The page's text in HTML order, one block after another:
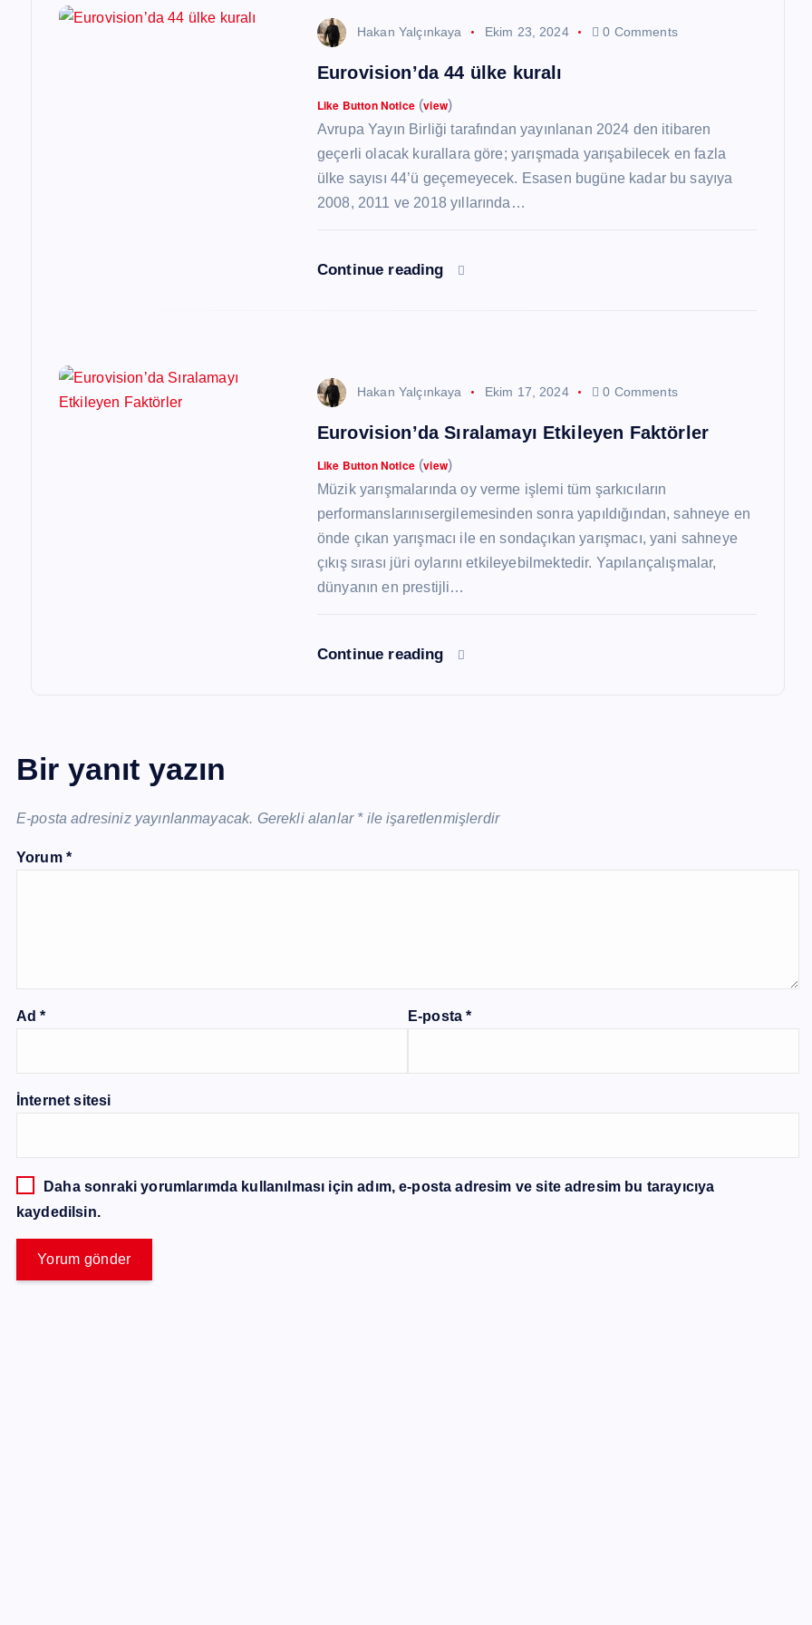
Hakan Yalçınkaya Ekim 23, 2024 0 Comments
Eurovision’da 44 ülke kuralı
Like Button Notice(view)
Avrupa Yayın Birliği tarafından yayınlanan 2024 den itibaren
geçerli olacak kurallara göre; yarışmada yarışabilecek en fazla
ülke sayısı 44’ü geçemeyecek. Esasen bugüne kadar bu sayıya
2008, 2011 ve 2018 yıllarında…
Continue reading
Hakan Yalçınkaya Ekim 17, 2024 0 Comments
Eurovision’da Sıralamayı Etkileyen Faktörler
Like Button Notice(view)
Müzik yarışmalarında oy verme işlemi tüm şarkıcıların
performanslarınısergilemesinden sonra yapıldığından, sahneye en
önde çıkan yarışmacı ile en sondaçıkan yarışmacı, yani sahneye
çıkış sırası jüri oylarını etkileyebilmektedir. Yapılançalışmalar,
dünyanın en prestijli…
Continue reading
Bir yanıt yazın
E-posta adresiniz yayınlanmayacak. Gerekli alanlar *ile işaretlenmişlerdir
Yorum *
Ad* E-posta*
İnternet sitesi
Daha sonraki yorumlarımda kullanılması için adım, e-posta adresim ve site adresim bu tarayıcıya
kaydedilsin.